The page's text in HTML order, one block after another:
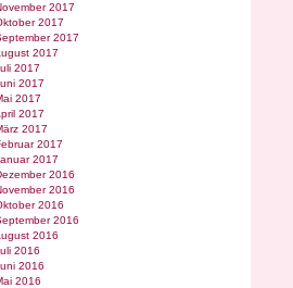
2017
2017
2017
2017
2017
2017
2017
2017
2017
2017
2017
2016
2016
2016
2016
2016
2016
2016
2016